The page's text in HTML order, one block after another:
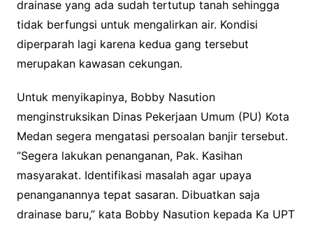
drainase yang ada sudah tertutup tanah sehingga
tidak berfungsi untuk mengalirkan air. Kondisi
diperparah lagi karena kedua gang tersebut
merupakan kawasan cekungan.
Untuk menyikapinya, Bobby Nasution
menginstruksikan Dinas Pekerjaan Umum (PU) Kota
Medan segera mengatasi persoalan banjir tersebut.
“Segera lakukan penanganan, Pak. Kasihan
masyarakat. Identifikasi masalah agar upaya
penanganannya tepat sasaran. Dibuatkan saja
drainase baru,” kata Bobby Nasution kepada Ka UPT